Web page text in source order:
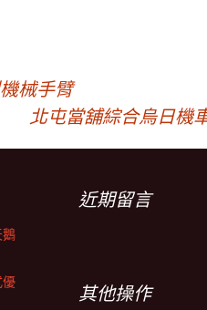
械手臂
北屯當舖綜合烏日機
鵝
優
近期留言
其他操作